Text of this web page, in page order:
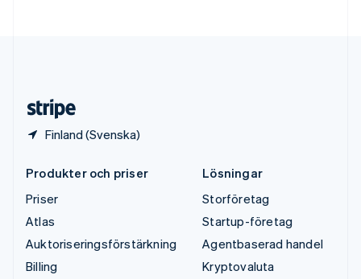
Finland (Svenska)
Produkter och priser
Priser
Atlas
Auktoriseringsförstärkning
Billing
Lösningar
Storföretag
Startup-företag
Agentbaserad handel
Kryptovaluta